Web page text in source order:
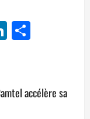
LinkedIn
accélère sa